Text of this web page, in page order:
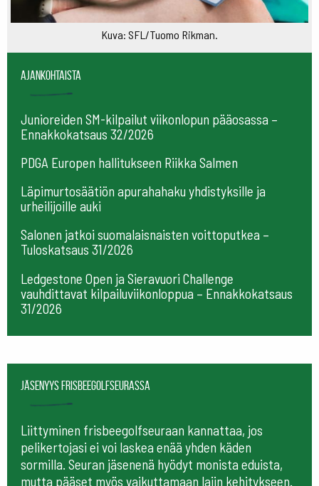
Kuva: SFL/Tuomo Rikman.
Ajankohtaista
Junioreiden SM-kilpailut viikonlopun pääosassa –
Ennakkokatsaus 32/2026
PDGA Europen hallitukseen Riikka Salmen
Läpimurtosäätiön apurahahaku yhdistyksille ja
urheilijoille auki
Salonen jatkoi suomalaisnaisten voittoputkea –
Tuloskatsaus 31/2026
Ledgestone Open ja Sieravuori Challenge
vauhdittavat kilpailuviikonloppua – Ennakkokatsaus
31/2026
Jäsenyys frisbeegolfseurassa
Liittyminen frisbeegolfseuraan kannattaa, jos
pelikertojasi ei voi laskea enää yhden käden
sormilla. Seuran jäsenenä hyödyt monista eduista,
mutta pääset myös vaikuttamaan lajin kehitykseen.